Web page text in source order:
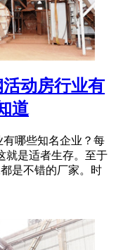
动房行业有
道
哪些知名企业？每
就是适者生存。至于
是不错的厂家。时